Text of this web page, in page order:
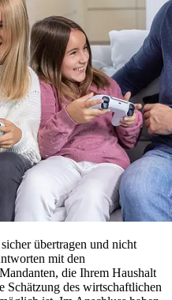
übertragen und nicht
mit den
die Ihrem Haushalt
Schätzung des wirtschaftlichen